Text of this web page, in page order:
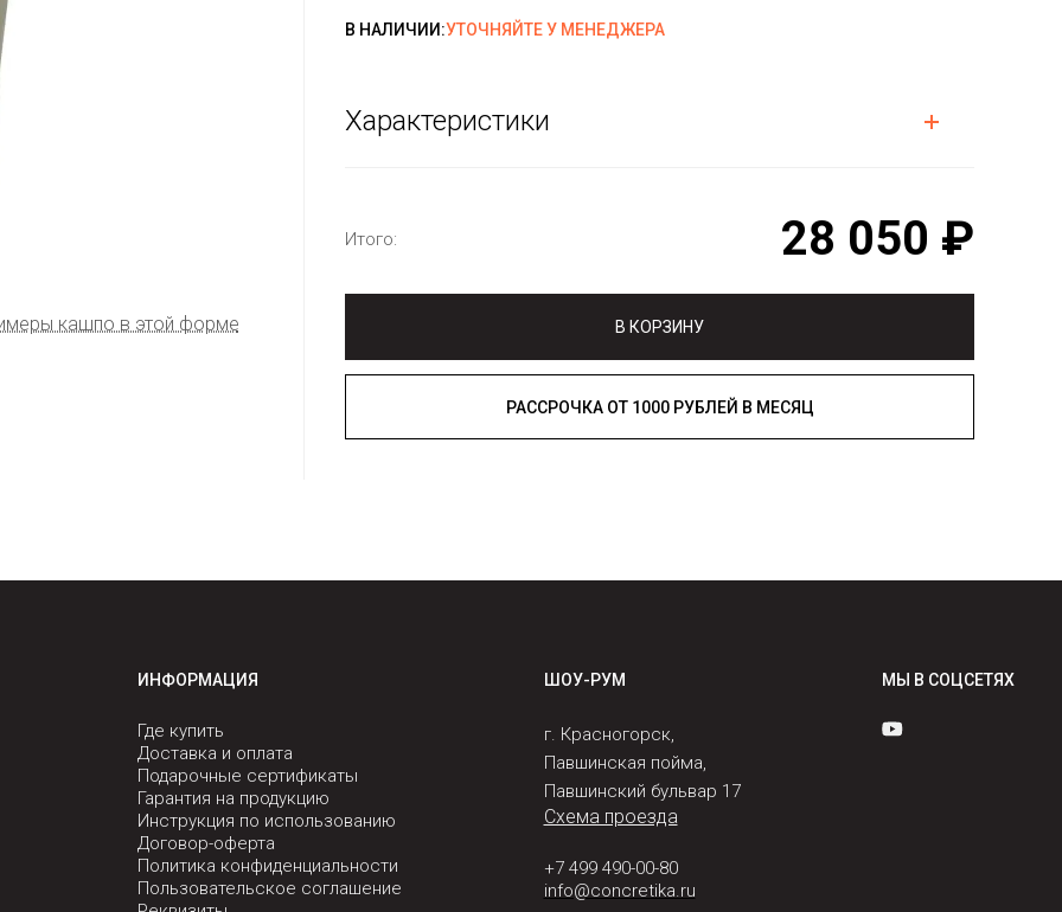
кашпо в этой форме
В НАЛИЧИИ:УТОЧНЯЙТЕ У МЕНЕДЖЕРА
Характеристики
Итого: 28 050 ₽
В КОРЗИНУ
РАССРОЧКА ОТ 1000 РУБЛЕЙ В МЕСЯЦ
ИНФОРМАЦИЯ
Где купить
Доставка и оплата
Подарочные сертификаты
Гарантия на продукцию
Инструкция по использованию
Договор-оферта
Политика конфиденциальности
Пользовательское соглашение
ШОУ-РУМ
г. Красногорск,
Павшинская пойма,
Павшинский бульвар 17
Схема проезда
+7 499 490-00-80
info@concretika.ru
МЫ В СОЦСЕТЯХ